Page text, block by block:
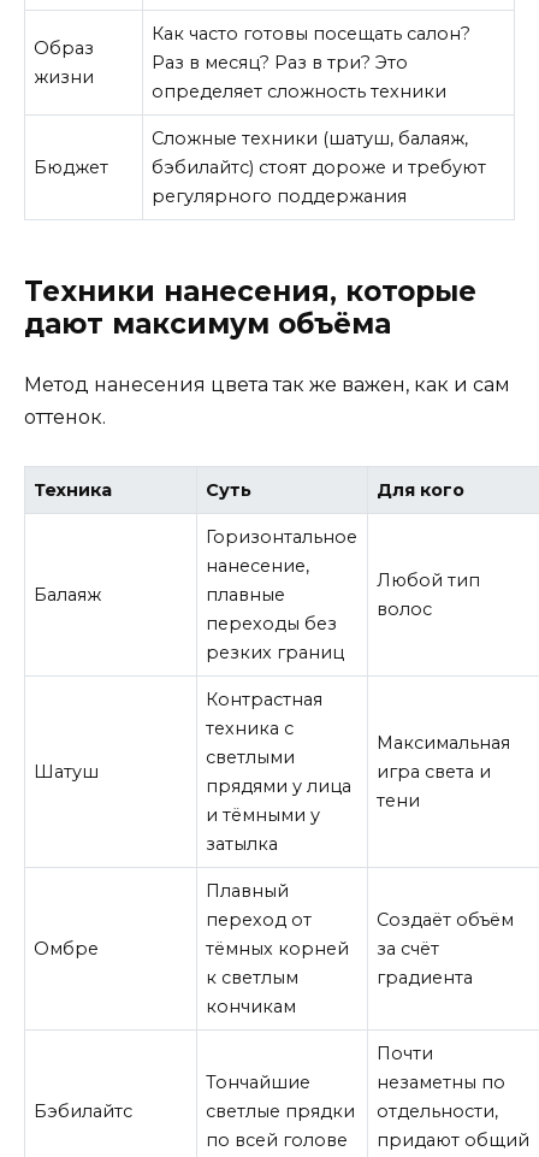
Образ
жизни
Как часто готовы посещать салон?
Раз в месяц? Раз в три? Это
определяет сложность техники
Бюджет
Сложные техники (шатуш, балаяж,
бэбилайтс) стоят дороже и требуют
регулярного поддержания
Техники нанесения, которые
дают максимум объёма
Метод нанесения цвета так же важен, как и сам
оттенок.
Техника Суть Для кого
Балаяж
Горизонтальное
нанесение,
плавные
переходы без
резких границ
Любой тип
волос
Шатуш
Контрастная
техника с
светлыми
прядями у лица
и тёмными у
затылка
Максимальная
игра света и
тени
Омбре
Плавный
переход от
тёмных корней
к светлым
кончикам
Создаёт объём
за счёт
градиента
Бэбилайтс
Тончайшие
светлые прядки
по всей голове
Почти
незаметны по
отдельности,
придают общий